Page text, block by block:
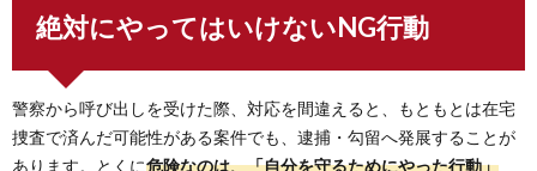
絶対にやってはいけないNG行動
警察から呼び出しを受けた際、対応を間違えると、もともとは在宅
捜査で済んだ可能性がある案件でも、逮捕・勾留へ発展することが
あります。とくに危険なのは、「自分を守るためにやった行動」